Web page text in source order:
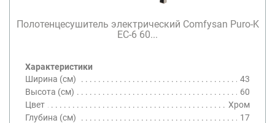
Полотенцесушитель электрический Comfysan Puro-K
EC-6 60...
Характеристики
Ширина (см)
43
Высота (см)
60
Цвет
Хром
Глубина (см)
17